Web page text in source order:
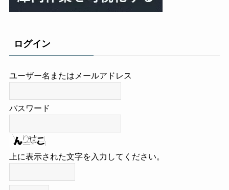
ログイン
ユーザー名またはメールアドレス
パスワード
上に表示された文字を入力してください。